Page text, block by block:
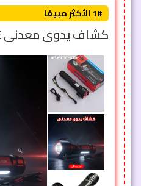
1# الأكثر مبيعًا
كشاف يدوى معدنى ESCAPE RESCUE